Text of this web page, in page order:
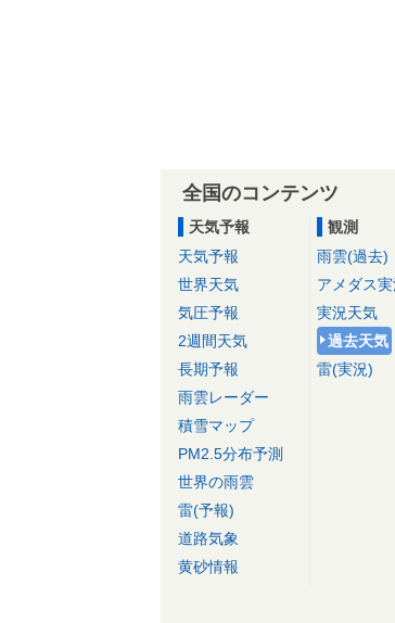
全国のコンテンツ
天気予報
天気予報
世界天気
気圧予報
2週間天気
長期予報
雨雲レーダー
積雪マップ
PM2.5分布予測
世界の雨雲
雷(予報)
道路気象
黄砂情報
観測
雨雲(過去)
アメダス実
実況天気
過去天気
雷(実況)